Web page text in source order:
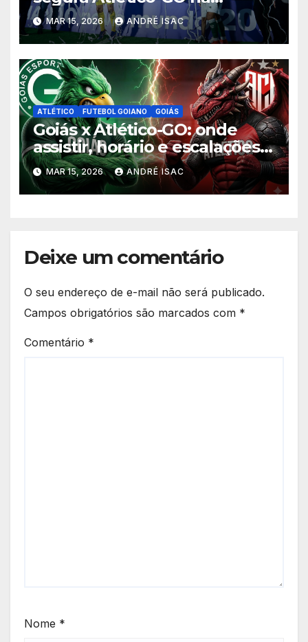
Serrinha e levanta o título do
Goianão 2026
MAR 15, 2026 ANDRÉ ISAC
ATLÉTICO FUTEBOL GOIANO GOIÁS
Goiás x Atlético-GO: onde
assistir, horário e escalações
da final do Goianão 2026
MAR 15, 2026 ANDRÉ ISAC
Deixe um comentário
O seu endereço de e-mail não será publicado.
Campos obrigatórios são marcados com *
Comentário *
Nome *